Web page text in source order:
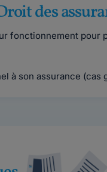
des
fonctionnement pour
à son assurance (cas